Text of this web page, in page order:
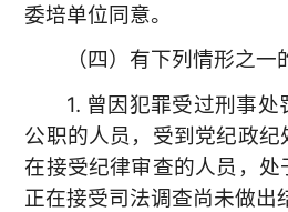
委培单位同意。
（四）有下列情形之
1. 曾因犯罪受过刑事
公职的人员，受到党纪政
在接受纪律审查的人员，
正在接受司法调查尚未做出